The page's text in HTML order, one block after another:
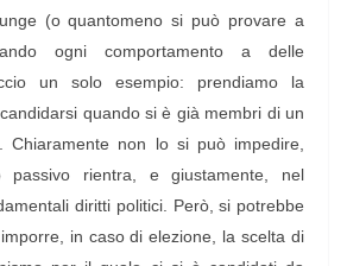
(o quantomeno si può provare a
ogni comportamento a delle
un solo esempio: prendiamo la
quando si è già membri di un
Chiaramente non lo si può impedire,
passivo rientra, e giustamente, nel
diritti politici. Però, si potrebbe
in caso di elezione, la scelta di